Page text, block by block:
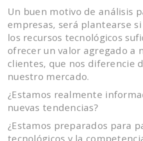
Un buen motivo de análisis
empresas, será plantearse
los recursos tecnológicos
ofrecer un valor agregado a
clientes, que nos diferencie
nuestro mercado.
¿Estamos realmente
nuevas tendencias?
¿Estamos preparados para
tecnológicos y la